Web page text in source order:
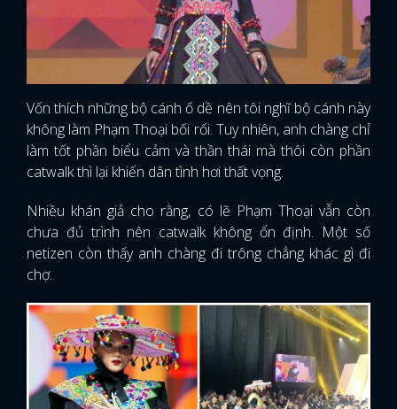
Vốn thích những bộ cánh ố dề nên tôi nghĩ bộ cánh này
không làm Phạm Thoại bối rối. Tuy nhiên, anh chàng chỉ
làm tốt phần biểu cảm và thần thái mà thôi còn phần
catwalk thì lại khiến dân tình hơi thất vọng.
Nhiều khán giả cho rằng, có lẽ Phạm Thoại vẫn còn
chưa đủ trình nên catwalk không ổn định. Một số
netizen còn thấy anh chàng đi trông chẳng khác gì đi
chợ.